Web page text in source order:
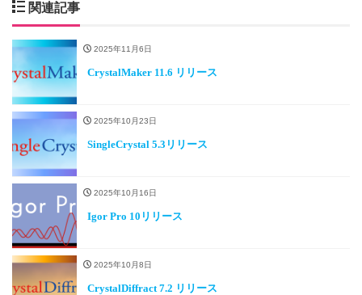
関連記事
2025年11月6日
CrystalMaker 11.6 リリース
2025年10月23日
SingleCrystal 5.3リリース
2025年10月16日
Igor Pro 10リリース
2025年10月8日
CrystalDiffract 7.2 リリース